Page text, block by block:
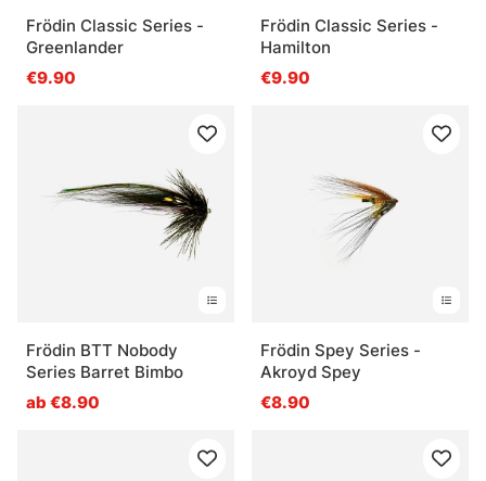
Frödin Classic Series -
Greenlander
€9.90
Frödin Classic Series -
Hamilton
€9.90
Frödin BTT Nobody
Series Barret Bimbo
ab €8.90
Frödin Spey Series -
Akroyd Spey
€8.90